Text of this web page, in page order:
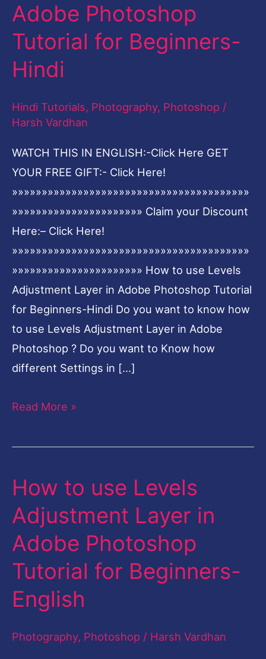
Adobe Photoshop
Tutorial for Beginners-
Hindi
Hindi Tutorials, Photography, Photoshop /
Harsh Vardhan
WATCH THIS IN ENGLISH:-Click Here GET
YOUR FREE GIFT:- Click Here!
»»»»»»»»»»»»»»»»»»»»»»»»»»»»»»»»»»»»»»»»
»»»»»»»»»»»»»»»»»»»»»» Claim your Discount
Here:– Click Here!
»»»»»»»»»»»»»»»»»»»»»»»»»»»»»»»»»»»»»»»»
»»»»»»»»»»»»»»»»»»»»»» How to use Levels
Adjustment Layer in Adobe Photoshop Tutorial
for Beginners-Hindi Do you want to know how
to use Levels Adjustment Layer in Adobe
Photoshop ? Do you want to Know how
different Settings in […]
Levels
Adjustment
Layer
in
Photoshop
Tutorial
for
Beginners-
Hindi
Read More »
How to use Levels
Adjustment Layer in
Adobe Photoshop
Tutorial for Beginners-
English
Photography, Photoshop / Harsh Vardhan
How
use
Levels
Adjustment
Layer
in
Photoshop